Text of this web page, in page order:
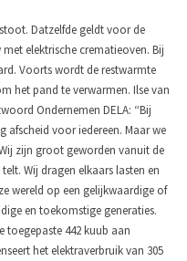
Datzelfde geldt voor de
elektrische crematieoven. Bij
Voorts wordt de restwarmte
het pand te verwarmen. Ilse van
Ondernemen DELA: “Bij
afscheid voor iedereen. Maar we
zijn groot geworden vanuit de
Wij dragen elkaars lasten en
wereld op een gelijkwaardige of
en toekomstige generaties.
toegepaste 442 kuub aan
het elektraverbruik van 305